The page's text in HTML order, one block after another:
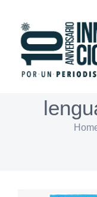
contenido